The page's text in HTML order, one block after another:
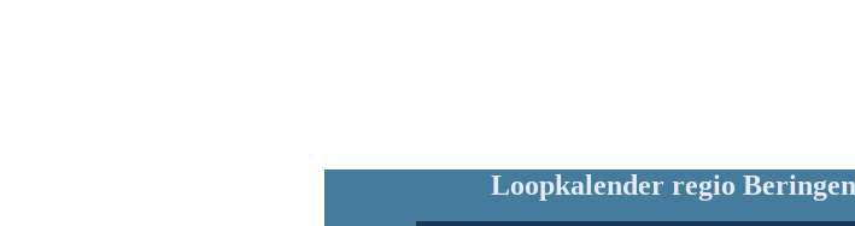
Loopkalender regio